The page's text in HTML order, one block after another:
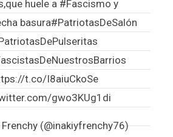
huele a #Fascismo y
basura#PatriotasDeSalón
t.co/I8aiuCkoSe
gwo3KUg1di
(@inakiyfrenchy76)